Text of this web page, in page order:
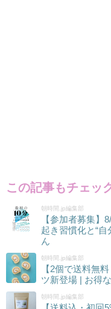
この記事もチェッ
朝時間.jp編集部
【参加者募集】
起き習慣化と“
ん
朝時間.jp編集部
【2個で送料無
ツ新登場 | お得
朝時間.jp編集部